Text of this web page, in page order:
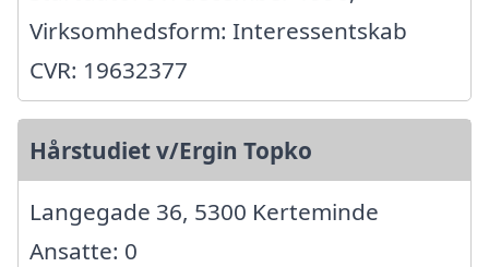
Virksomhedsform: Interessentskab
CVR: 19632377
Hårstudiet v/Ergin Topko
Langegade 36, 5300 Kerteminde
Ansatte: 0